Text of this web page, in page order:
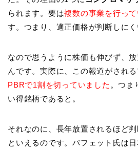
られます。要は複数の事業を行っ
す。つまり、適正価格が判断しにく
なので思うように株価も伸びず、
んです。実際に、この報道がされ
PBRで1割を切っていました 。つま
い得銘柄であると。
それなのに、長年放置されるほど
といえるのです。バフェット氏は